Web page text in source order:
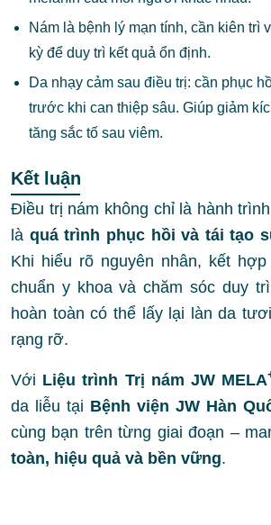
Nám là bệnh lý mạn tính, cần kiên trì
kỳ để duy trì kết quả ổn định.
Da nhạy cảm sau điều trị: cần phục
trước khi can thiệp sâu. Giúp giảm
tăng sắc tố sau viêm.
Kết luận
Điều trị nám không chỉ là hành
là quá trình phục hồi và tái tạo
Khi hiểu rõ nguyên nhân, kết
chuẩn y khoa và chăm sóc duy
hoàn toàn có thể lấy lại làn da
rạng rỡ.
Với Liệu trình Trị nám JW MELA
da liễu tại Bệnh viện JW Hàn
cùng bạn trên từng giai đoạn –
toàn, hiệu quả và bền vững.